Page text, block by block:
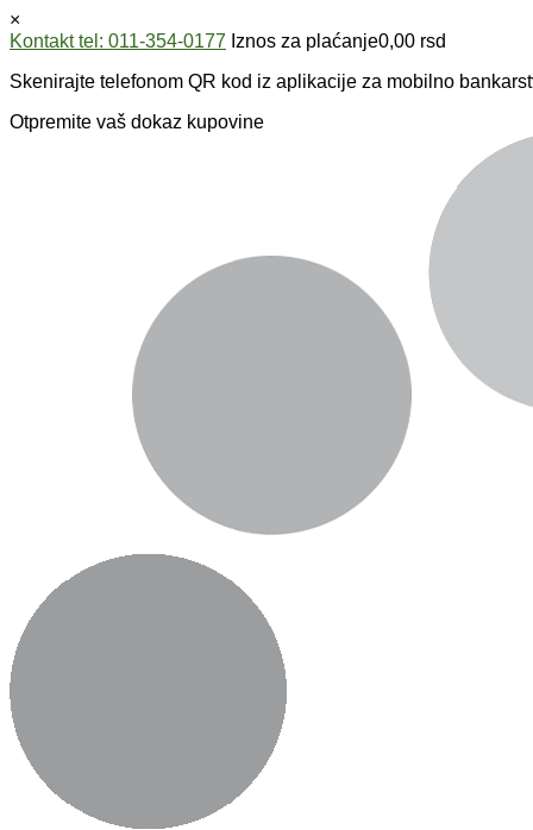
×
Kontakt tel: 011-354-0177 Iznos za plaćanje0,00 rsd
Skenirajte telefonom QR kod iz aplikacije za mobilno
Otpremite vaš dokaz kupovine